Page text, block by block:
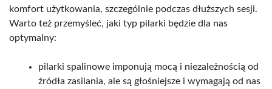
komfort użytkowania, szczególnie podczas dłuższych sesji.
Warto też przemyśleć, jaki typ pilarki będzie dla nas
optymalny:
pilarki spalinowe imponują mocą i niezależnością od
źródła zasilania, ale są głośniejsze i wymagają od nas